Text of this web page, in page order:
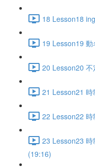
18 Lesson18
19 Lesson19
20 Lesson20
21 Lesson21
22 Lesson22
23 Lesson23 時
(19:16)